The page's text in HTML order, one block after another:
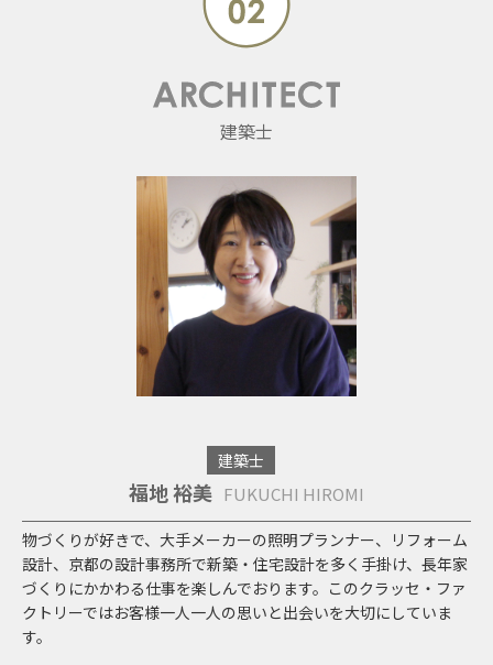
建築士
建築士
福地 裕美 FUKUCHI HIROMI
物づくりが好きで、大手メーカーの照明プランナー、リフォーム
設計、京都の設計事務所で新築・住宅設計を多く手掛け、長年家
づくりにかかわる仕事を楽しんでおります。このクラッセ・ファ
クトリーではお客様一人一人の思いと出会いを大切にしていま
す。